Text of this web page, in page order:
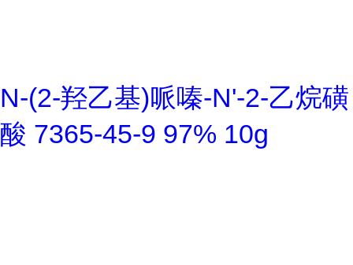
N-(2-羟乙基)哌嗪-N'-2-乙烷磺
酸 7365-45-9 97% 10g